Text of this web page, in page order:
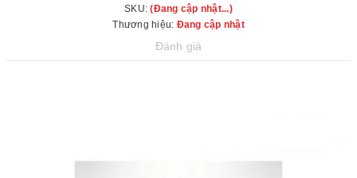
SKU:(Đang cập nhật...)
Thương hiệu: Đang cập nhật
Đánh giá